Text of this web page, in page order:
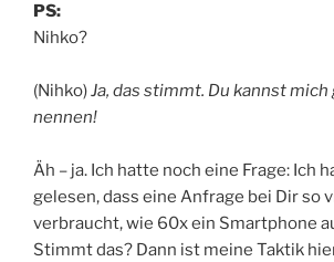
PS:
Nihko?
(Nihko)Ja, das stimmt. Du kannst
nennen!
Äh – ja. Ich hatte noch eine Frage: Ich
gelesen, dass eine Anfrage bei Dir so
verbraucht, wie 60x ein Smartphone
Stimmt das? Dann ist meine Taktik